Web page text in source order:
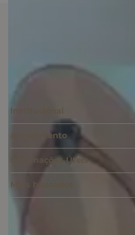
Institucional
Atendimento
Informações Úteis
Mais buscados